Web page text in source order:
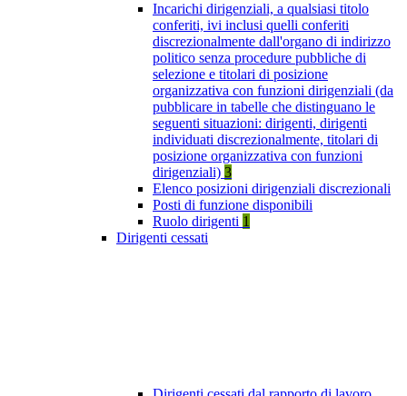
Incarichi dirigenziali, a qualsiasi titolo
conferiti, ivi inclusi quelli conferiti
discrezionalmente dall'organo di indirizzo
politico senza procedure pubbliche di
selezione e titolari di posizione
organizzativa con funzioni dirigenziali (da
pubblicare in tabelle che distinguano le
seguenti situazioni: dirigenti, dirigenti
individuati discrezionalmente, titolari di
posizione organizzativa con funzioni
dirigenziali) 3
Elenco posizioni dirigenziali discrezionali
Posti di funzione disponibili
Ruolo dirigenti 1
Dirigenti cessati